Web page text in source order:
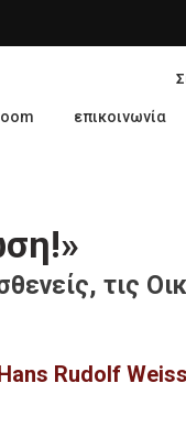
επικοινωνία
τις
Rudolf Weiss